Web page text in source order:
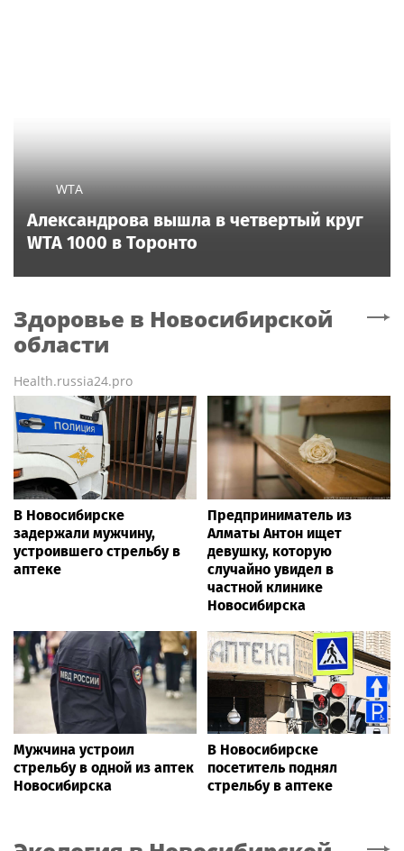
WTA
Александрова вышла в четвертый круг
WTA 1000 в Торонто
Здоровье в Новосибирской
области
Health.russia24.pro
В Новосибирске
задержали мужчину,
устроившего стрельбу в
аптеке
Предприниматель из
Алматы Антон ищет
девушку, которую
случайно увидел в
частной клинике
Новосибирска
Мужчина устроил
стрельбу в одной из аптек
Новосибирска
В Новосибирске
посетитель поднял
стрельбу в аптеке